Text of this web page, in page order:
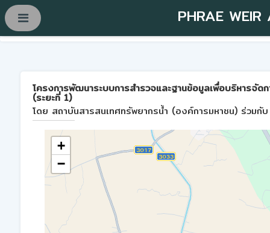
PHRAE WEIR
โครงการพัฒนาระบบการสำรวจและฐานข้อมูลเพื่อบริหารจั
(ระยะที่ 1)
โดย สถาบันสารสนเทศทรัพยากรน้ำ (องค์การมหาชน) ร่วมกั
+
−